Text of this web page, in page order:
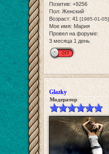
Позитив: +9256
Пол: Женский
Возраст: 41 [1985-01-05]
Мое имя: Мария
Провел на форуме:
3 месяца 1 день
Glazky
Модератор